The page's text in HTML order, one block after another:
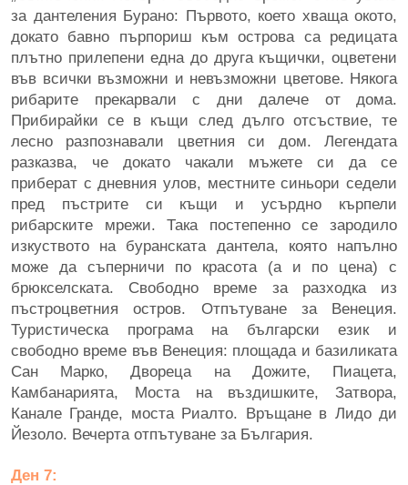
за дантеления Бурано: Първото, което хваща окото,
докато бавно пърпориш към острова са редицата
плътно прилепени една до друга къщички, оцветени
във всички възможни и невъзможни цветове. Някога
рибарите прекарвали с дни далече от дома.
Прибирайки се в къщи след дълго отсъствие, те
лесно разпознавали цветния си дом. Легендата
разказва, че докато чакали мъжете си да се
приберат с дневния улов, местните синьори седели
пред пъстрите си къщи и усърдно кърпели
рибарските мрежи. Така постепенно се зародило
изкуството на буранската дантела, която напълно
може да съперничи по красота (а и по цена) с
брюкселската. Свободно време за разходка из
пъстроцветния остров. Отпътуване за Венеция.
Туристическа програма на български език и
свободно време във Венеция: площада и базиликата
Сан Марко, Двореца на Дожите, Пиацета,
Камбанарията, Моста на въздишките, Затвора,
Канале Гранде, моста Риалто. Връщане в Лидо ди
Йезоло. Вечерта отпътуване за България.
Ден 7: